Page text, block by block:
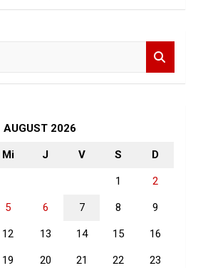
AUGUST 2026
Mi J V S D
1 2
5 6 7 8 9
12 13 14 15 16
19 20 21 22 23